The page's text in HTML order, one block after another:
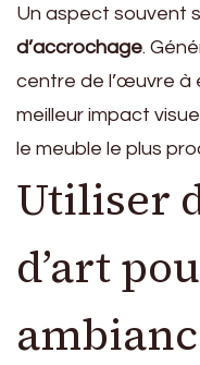
Un aspect souvent
d’accrochage.
centre de l’œuvre à
meilleur impact
le meuble le plus
Utiliser
d’art